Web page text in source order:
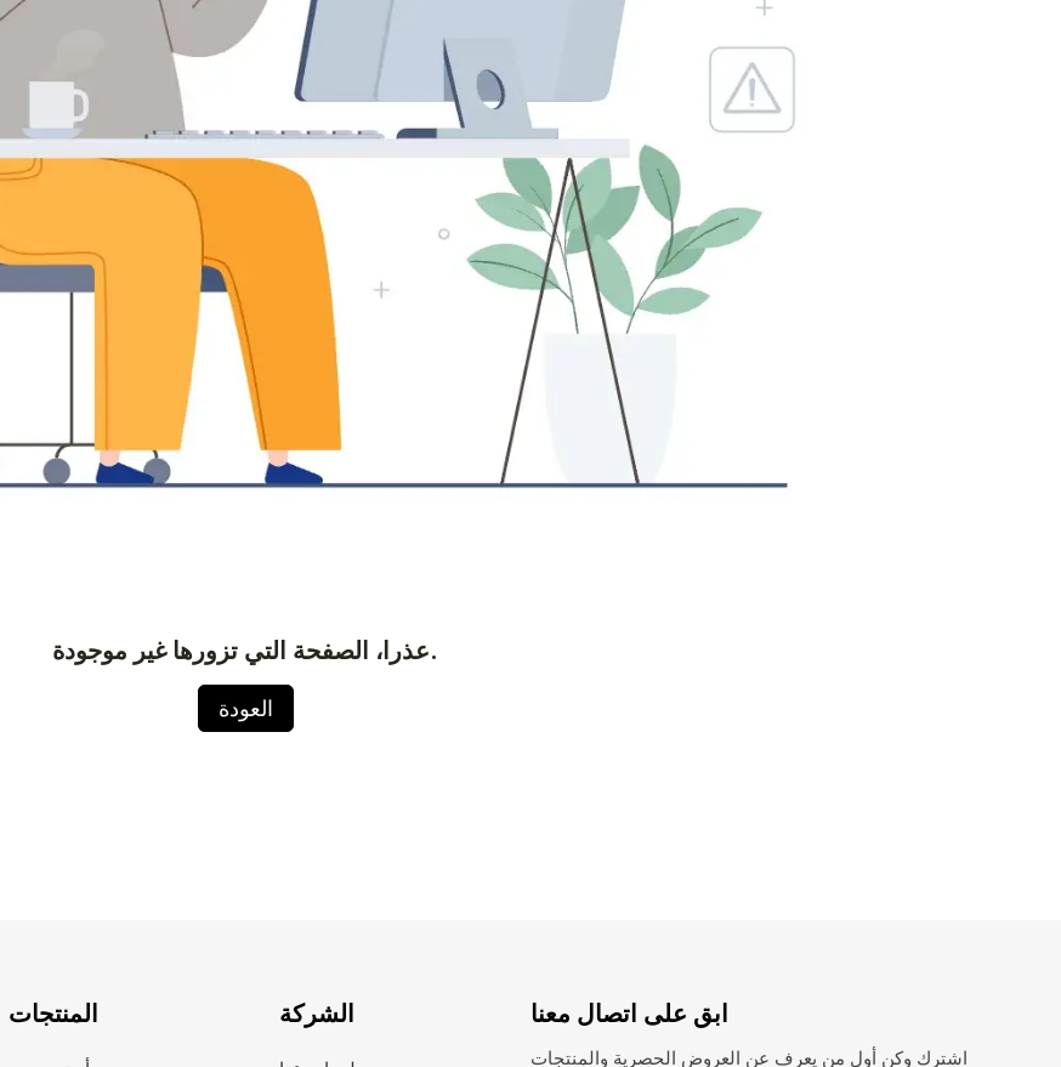
عذرا، الصفحة التي تزورها غير موجودة.
العودة
المنتجات الشركة ابق على اتصال معنا
اشترك وكن أول من يعرف عن العروض الحصرية والمنتجات